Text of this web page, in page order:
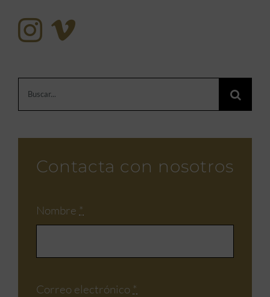
Contacta con nosotros
Nombre *
Correo electrónico *